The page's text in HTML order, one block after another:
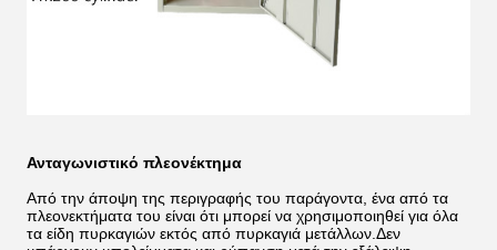
Ανταγωνιστικό πλεονέκτημα
Από την άποψη της περιγραφής του παράγοντα, ένα από τα
πλεονεκτήματα του είναι ότι μπορεί να χρησιμοποιηθεί για όλα
τα είδη πυρκαγιών εκτός από πυρκαγιά μετάλλων.Δεν